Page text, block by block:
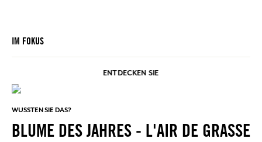
IM FOKUS
ENTDECKEN SIE
WUSSTEN SIE DAS?
BLUME DES JAHRES - L'AIR DE GRASSE